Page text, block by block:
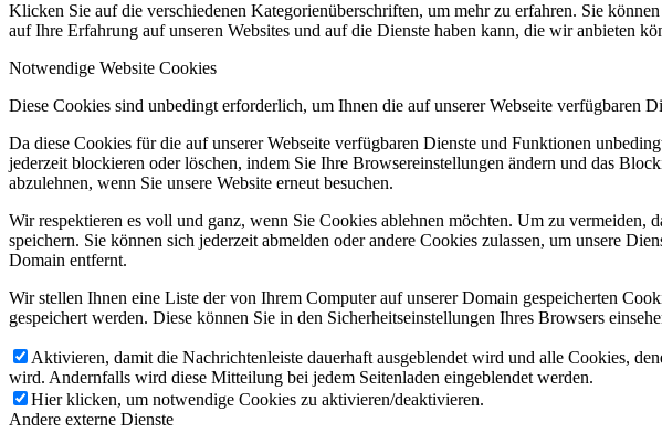
Klicken Sie auf die verschiedenen Kategorienüberschriften, um mehr zu erfahren. Sie
auf Ihre Erfahrung auf unseren Websites und auf die Dienste haben kann, die wir anbieten
Notwendige Website Cookies
Diese Cookies sind unbedingt erforderlich, um Ihnen die auf unserer Webseite verfügbaren
Da diese Cookies für die auf unserer Webseite verfügbaren Dienste und Funktionen
jederzeit blockieren oder löschen, indem Sie Ihre Browsereinstellungen ändern und das
abzulehnen, wenn Sie unsere Website erneut besuchen.
Wir respektieren es voll und ganz, wenn Sie Cookies ablehnen möchten. Um zu
speichern. Sie können sich jederzeit abmelden oder andere Cookies zulassen, um unsere
Domain entfernt.
Wir stellen Ihnen eine Liste der von Ihrem Computer auf unserer Domain gespeicherten
gespeichert werden. Diese können Sie in den Sicherheitseinstellungen Ihres Browsers
Aktivieren, damit die Nachrichtenleiste dauerhaft ausgeblendet wird und alle Cookies,
wird. Andernfalls wird diese Mitteilung bei jedem Seitenladen eingeblendet werden.
Hier klicken, um notwendige Cookies zu aktivieren/deaktivieren.
Andere externe Dienste